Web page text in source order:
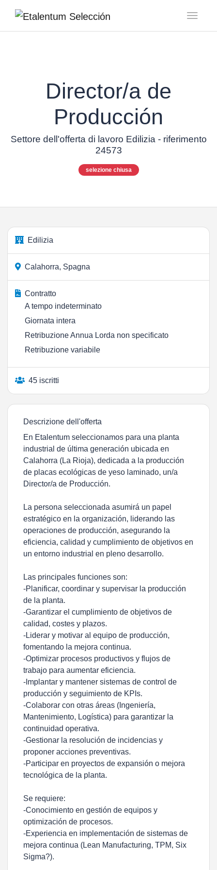
Director/a de
Producción
Settore dell'offerta di lavoro Edilizia - riferimento
24573
selezione chiusa
Edilizia
Calahorra, Spagna
Contratto
A tempo indeterminato
Giornata intera
Retribuzione Annua Lorda non specificato
Retribuzione variabile
45 iscritti
Descrizione dell'offerta
En Etalentum seleccionamos para una planta
industrial de última generación ubicada en
Calahorra (La Rioja), dedicada a la producción
de placas ecológicas de yeso laminado, un/a
Director/a de Producción.
La persona seleccionada asumirá un papel
estratégico en la organización, liderando las
operaciones de producción, asegurando la
eficiencia, calidad y cumplimiento de objetivos en
un entorno industrial en pleno desarrollo.
Las principales funciones son:
-Planificar, coordinar y supervisar la producción
de la planta.
-Garantizar el cumplimiento de objetivos de
calidad, costes y plazos.
-Liderar y motivar al equipo de producción,
fomentando la mejora continua.
-Optimizar procesos productivos y flujos de
trabajo para aumentar eficiencia.
-Implantar y mantener sistemas de control de
producción y seguimiento de KPIs.
-Colaborar con otras áreas (Ingeniería,
Mantenimiento, Logística) para garantizar la
continuidad operativa.
-Gestionar la resolución de incidencias y
proponer acciones preventivas.
-Participar en proyectos de expansión o mejora
tecnológica de la planta.
Se requiere:
-Conocimiento en gestión de equipos y
optimización de procesos.
-Experiencia en implementación de sistemas de
mejora continua (Lean Manufacturing, TPM, Six
Sigma?).